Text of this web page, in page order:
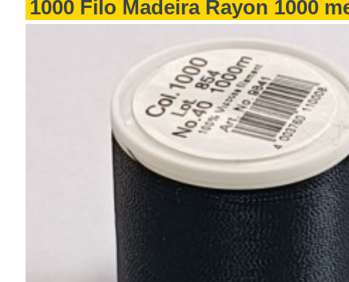
1000 Filo Madeira Rayon 1000